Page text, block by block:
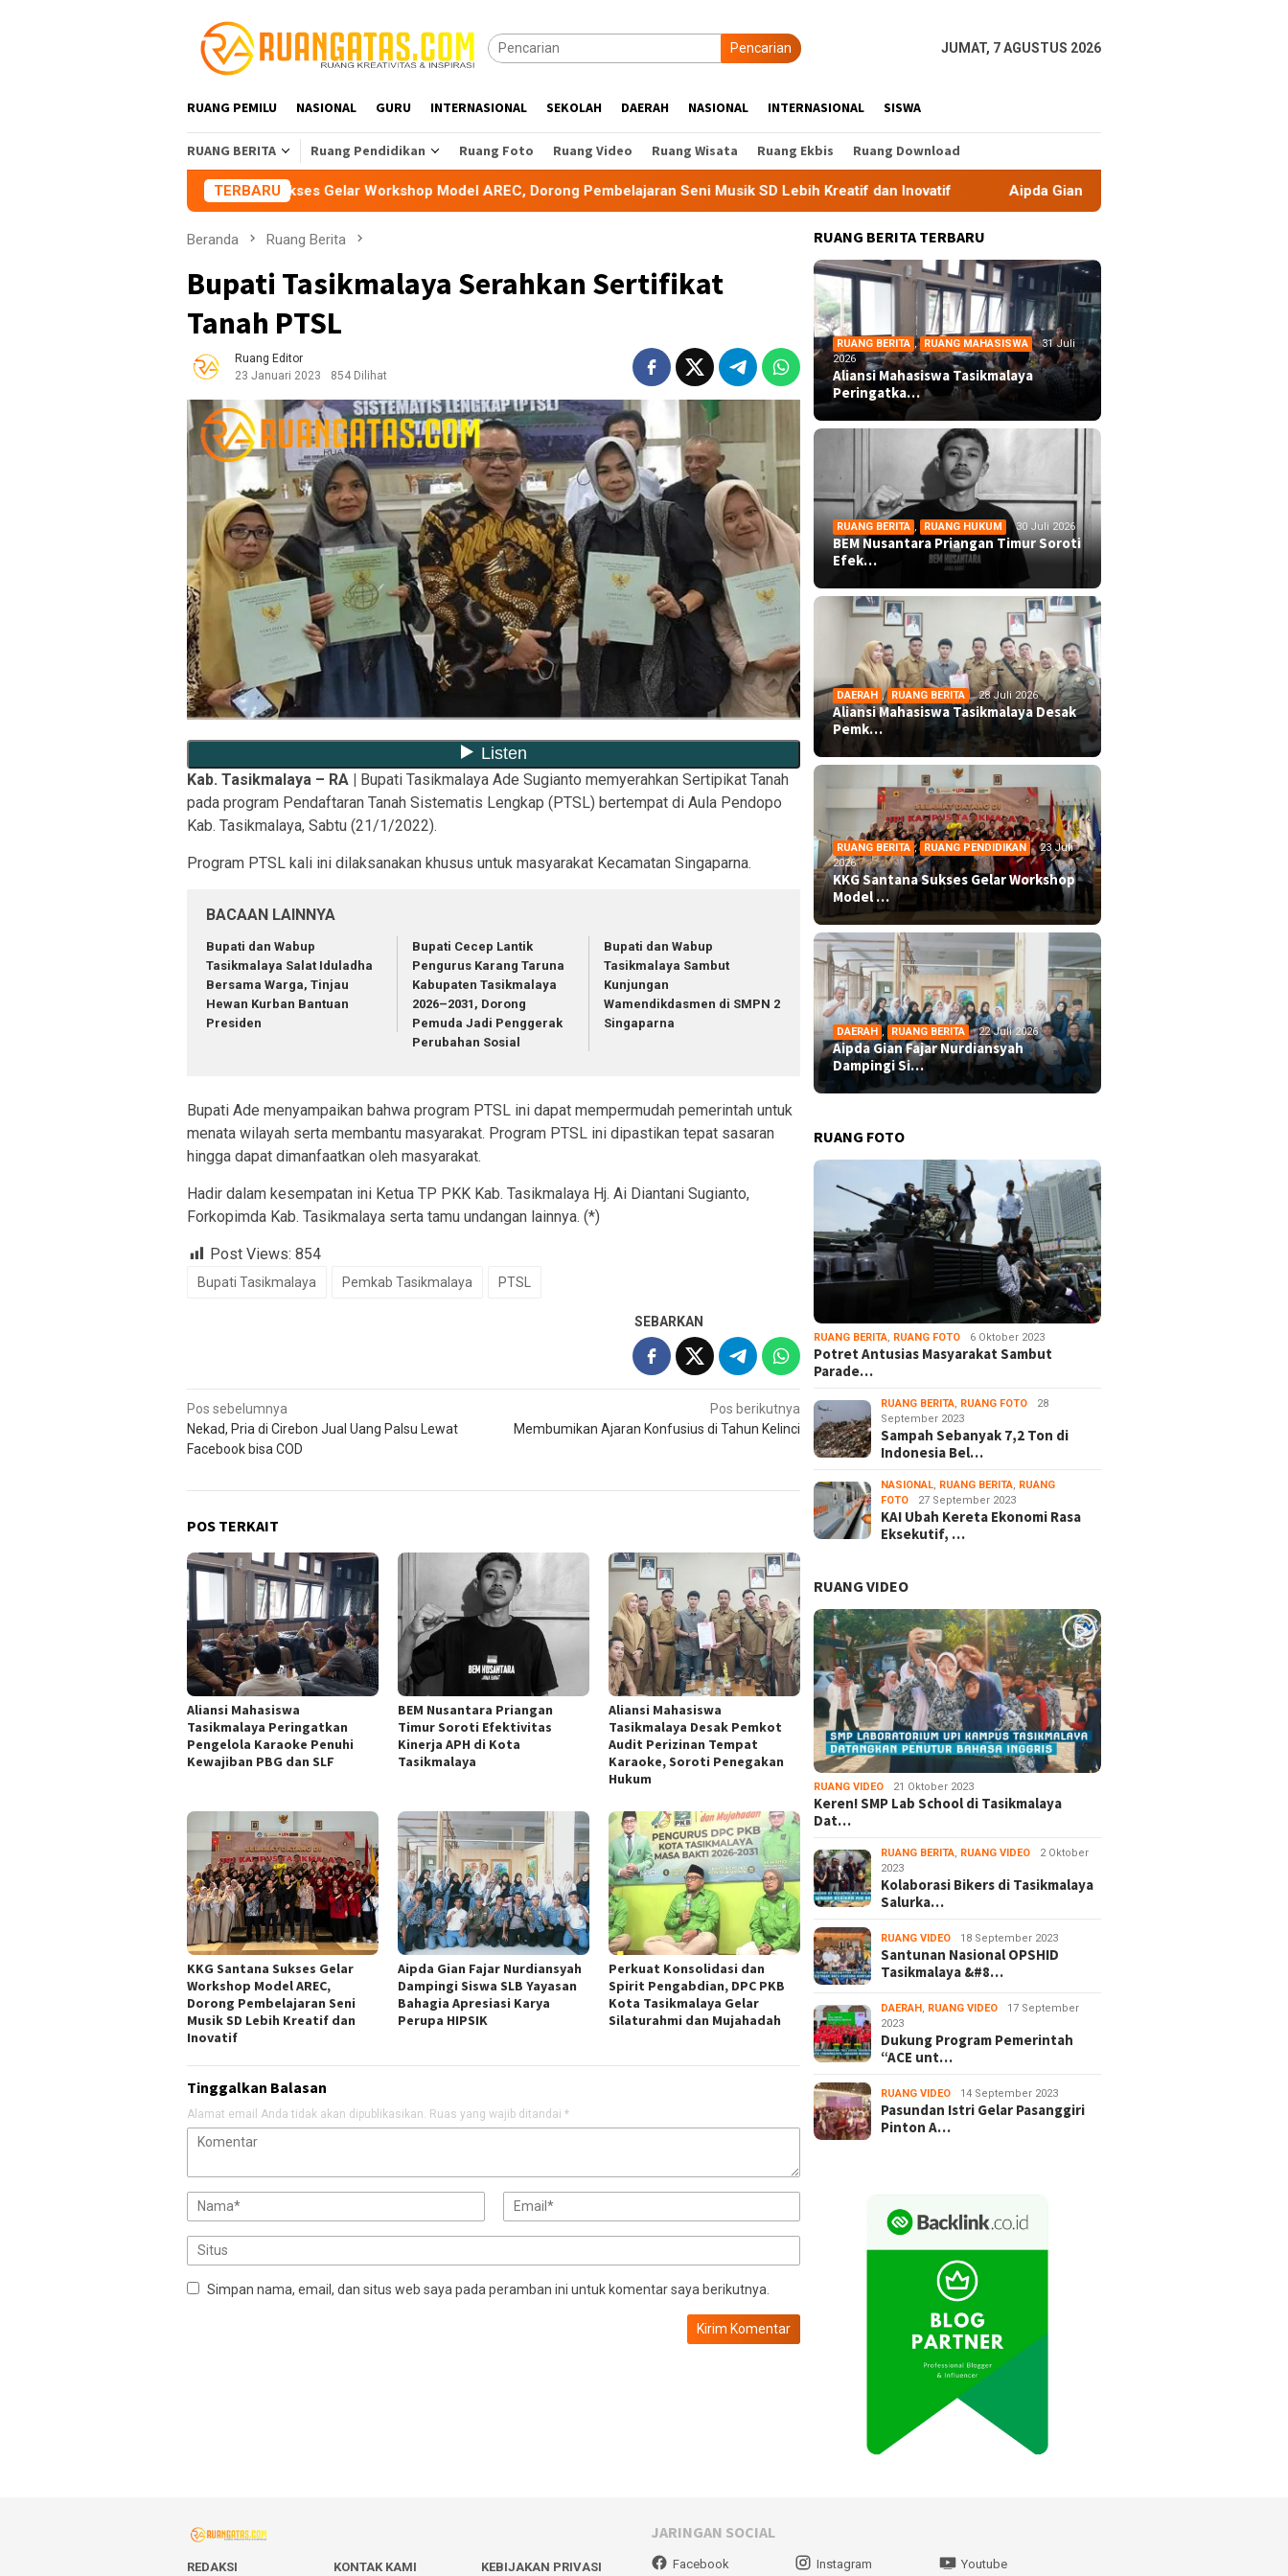
Pencarian JUMAT, 7 AGUSTUS 2026
RUANG PEMILU NASIONAL GURU INTERNASIONAL SEKOLAH DAERAH NASIONAL INTERNASIONAL SISWA
RUANG BERITA Ruang Pendidikan Ruang Foto Ruang Video Ruang Wisata Ruang Ekbis Ruang Download
TERBARU
KKG Santana Sukses Gelar Workshop Model AREC, Dorong Pembelajaran Seni Musik SD Lebih Kreatif dan Inovatif Aipda Gian Fajar Nurdiansyah Dampingi Siswa SLB
Beranda Ruang Berita
Bupati Tasikmalaya Serahkan Sertifikat
Tanah PTSL
Ruang Editor
23 Januari 2023
854 Dilihat
Kab. Tasikmalaya – RA | Bupati Tasikmalaya Ade Sugianto memyerahkan Sertipikat Tanah
pada program Pendaftaran Tanah Sistematis Lengkap (PTSL) bertempat di Aula Pendopo
Kab. Tasikmalaya, Sabtu (21/1/2022).
Program PTSL kali ini dilaksanakan khusus untuk masyarakat Kecamatan Singaparna.
BACAAN LAINNYA
Bupati dan Wabup
Tasikmalaya Salat Iduladha
Bersama Warga, Tinjau
Hewan Kurban Bantuan
Presiden
Bupati Cecep Lantik
Pengurus Karang Taruna
Kabupaten Tasikmalaya
2026–2031, Dorong
Pemuda Jadi Penggerak
Perubahan Sosial
Bupati dan Wabup
Tasikmalaya Sambut
Kunjungan
Wamendikdasmen di SMPN 2
Singaparna
Bupati Ade menyampaikan bahwa program PTSL ini dapat mempermudah pemerintah untuk
menata wilayah serta membantu masyarakat. Program PTSL ini dipastikan tepat sasaran
hingga dapat dimanfaatkan oleh masyarakat.
Hadir dalam kesempatan ini Ketua TP PKK Kab. Tasikmalaya Hj. Ai Diantani Sugianto,
Forkopimda Kab. Tasikmalaya serta tamu undangan lainnya. (*)
Post Views: 854
Bupati Tasikmalaya Pemkab Tasikmalaya PTSL
SEBARKAN
Navigasi
pos
Pos sebelumnya
Nekad, Pria di Cirebon Jual Uang Palsu Lewat
Facebook bisa COD
Pos berikutnya
Membumikan Ajaran Konfusius di Tahun Kelinci
POS TERKAIT
Aliansi Mahasiswa
Tasikmalaya Peringatkan
Pengelola Karaoke Penuhi
Kewajiban PBG dan SLF
BEM Nusantara Priangan
Timur Soroti Efektivitas
Kinerja APH di Kota
Tasikmalaya
Aliansi Mahasiswa
Tasikmalaya Desak Pemkot
Audit Perizinan Tempat
Karaoke, Soroti Penegakan
Hukum
KKG Santana Sukses Gelar
Workshop Model AREC,
Dorong Pembelajaran Seni
Musik SD Lebih Kreatif dan
Inovatif
Aipda Gian Fajar Nurdiansyah
Dampingi Siswa SLB Yayasan
Bahagia Apresiasi Karya
Perupa HIPSIK
Perkuat Konsolidasi dan
Spirit Pengabdian, DPC PKB
Kota Tasikmalaya Gelar
Silaturahmi dan Mujahadah
Tinggalkan Balasan
Alamat email Anda tidak akan dipublikasikan. Ruas yang wajib ditandai *
Simpan nama, email, dan situs web saya pada peramban ini untuk komentar saya berikutnya.
RUANG BERITA TERBARU
RUANG BERITA , RUANG MAHASISWA
31 Juli
2026
Aliansi Mahasiswa Tasikmalaya
Peringatka…
RUANG BERITA , RUANG HUKUM 30 Juli 2026
BEM Nusantara Priangan Timur Soroti
Efek…
DAERAH , RUANG BERITA 28 Juli 2026
Aliansi Mahasiswa Tasikmalaya Desak
Pemk…
RUANG BERITA , RUANG PENDIDIKAN
23 Juli
2026
KKG Santana Sukses Gelar Workshop
Model …
DAERAH , RUANG BERITA 22 Juli 2026
Aipda Gian Fajar Nurdiansyah
Dampingi Si…
RUANG FOTO
RUANG BERITA, RUANG FOTO 6 Oktober 2023
Potret Antusias Masyarakat Sambut
Parade…
RUANG BERITA, RUANG FOTO
28
September 2023
Sampah Sebanyak 7,2 Ton di
Indonesia Bel…
NASIONAL, RUANG BERITA, RUANG
FOTO
27 September 2023
KAI Ubah Kereta Ekonomi Rasa
Eksekutif, …
RUANG VIDEO
RUANG VIDEO 21 Oktober 2023
Keren! SMP Lab School di Tasikmalaya
Dat…
RUANG BERITA, RUANG VIDEO
2 Oktober
2023
Kolaborasi Bikers di Tasikmalaya
Salurka…
RUANG VIDEO 18 September 2023
Santunan Nasional OPSHID
Tasikmalaya &#8…
DAERAH , RUANG VIDEO
17 September
2023
Dukung Program Pemerintah
“ACE unt…
RUANG VIDEO 14 September 2023
Pasundan Istri Gelar Pasanggiri
Pinton A…
REDAKSI KONTAK KAMI KEBIJAKAN PRIVASI
JARINGAN SOCIAL
Facebook Instagram Youtube